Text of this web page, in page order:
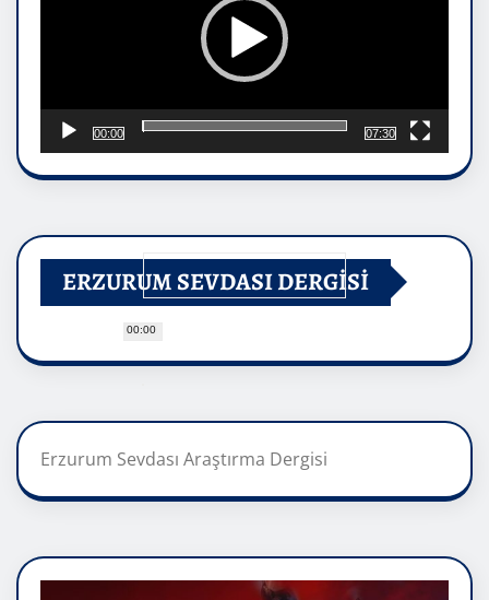
00:00
00:00
07:30
ERZURUM SEVDASI DERGİSİ
Erzurum Sevdası Araştırma Dergisi